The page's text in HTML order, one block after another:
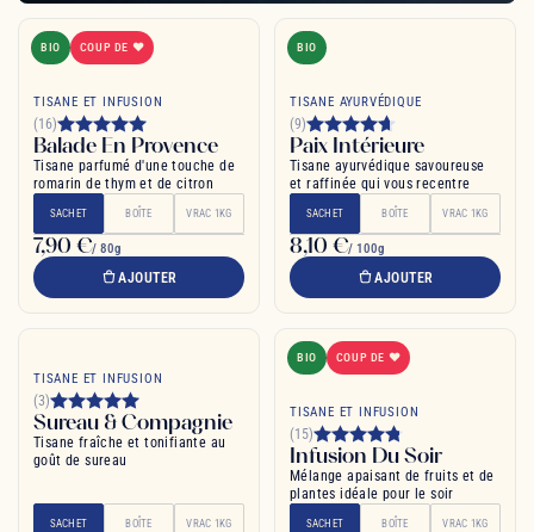
BIO COUP DE ❤
TISANE ET INFUSION
(16)
Balade En Provence
Tisane parfumé d'une touche de
romarin de thym et de citron
SACHET BOÎTE VRAC 1KG
7,90 €/ 80g
AJOUTER
BIO
TISANE AYURVÉDIQUE
(9)
Paix Intérieure
Tisane ayurvédique savoureuse
et raffinée qui vous recentre
SACHET BOÎTE VRAC 1KG
8,10 €/ 100g
AJOUTER
TISANE ET INFUSION
(3)
Sureau & Compagnie
Tisane fraîche et tonifiante au
goût de sureau
SACHET BOÎTE VRAC 1KG
BIO COUP DE ❤
TISANE ET INFUSION
(15)
Infusion Du Soir
Mélange apaisant de fruits et de
plantes idéale pour le soir
SACHET BOÎTE VRAC 1KG